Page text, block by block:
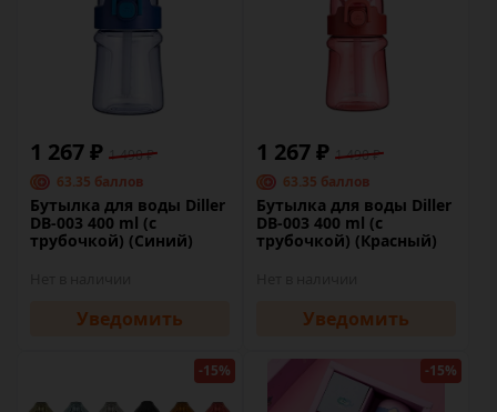
1 267 ₽ 1 490 ₽
63.35 баллов
Бутылка для воды Diller
DB-003 400 ml (с
трубочкой) (Синий)
Уведомить
1 267 ₽ 1 490 ₽
63.35 баллов
Бутылка для воды Diller
DB-003 400 ml (с
трубочкой) (Красный)
Уведомить
-15% -15%